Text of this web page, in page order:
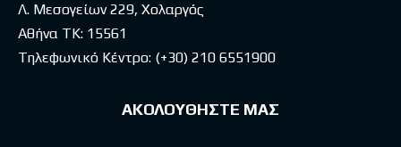
Λ. Μεσογείων 229, Χολαργός
Αθήνα ΤΚ: 15561
Τηλεφωνικό Κέντρο: (+30) 210 6551900
ΑΚΟΛΟΥΘΗΣΤΕ ΜΑΣ